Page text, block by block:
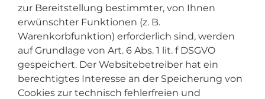
zur Bereitstellung bestimmter, von Ihnen
erwünschter Funktionen (z. B.
Warenkorbfunktion) erforderlich sind, werden
auf Grundlage von Art. 6 Abs. 1 lit. f DSGVO
gespeichert. Der Websitebetreiber hat ein
berechtigtes Interesse an der Speicherung von
Cookies zur technisch fehlerfreien und